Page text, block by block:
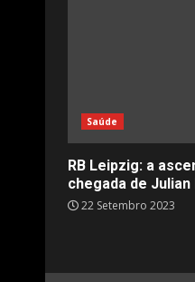
Saúde
RB Leipzig: a
chegada de
22 Setembro 2023